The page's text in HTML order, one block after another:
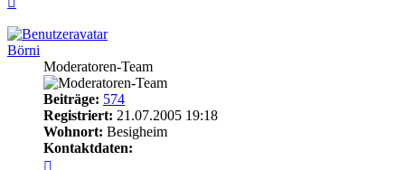
Börni
Moderatoren-Team
Beiträge: 574
Registriert: 21.07.2005 19:18
Wohnort: Besigheim
Kontaktdaten: